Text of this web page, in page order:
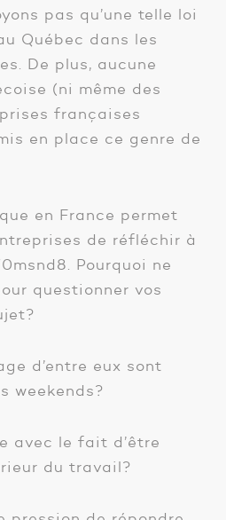
pas qu’une telle loi
Québec dans les
De plus, aucune
(ni même des
françaises
en place ce genre de
en France permet
de réfléchir à
Pourquoi ne
questionner vos
d’entre eux sont
weekends?
avec le fait d’être
du travail?